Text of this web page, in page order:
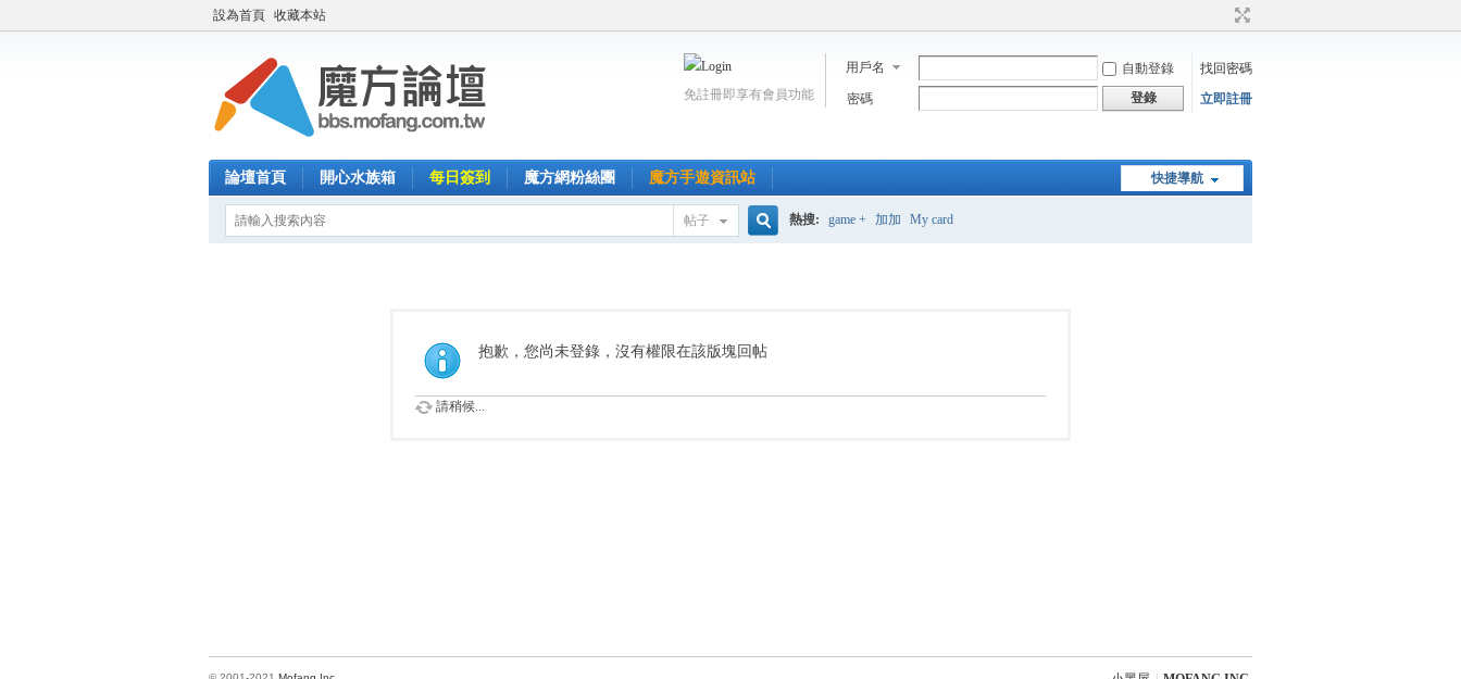
設為首頁 收藏本站
用戶名 自動登錄
找回密碼
密碼
登錄 立即註冊
免註冊即享有會員功能
快捷導航
論壇首頁 開心水族箱 每日簽到 魔方網粉絲團 魔方手遊資訊站
帖子
索
熱搜: game + 加加 My card
抱歉，您尚未登錄，沒有權限在該版塊回帖
請稍候...